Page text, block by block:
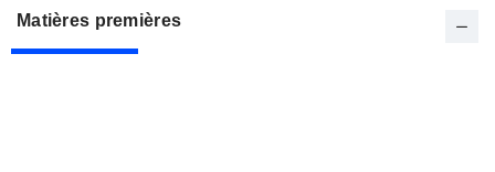
Matières premières